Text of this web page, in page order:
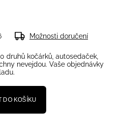
Možnosti doručení
druhů kočárků, autosedaček,
nevejdou. Vaše objednávky
DO KOŠÍKU